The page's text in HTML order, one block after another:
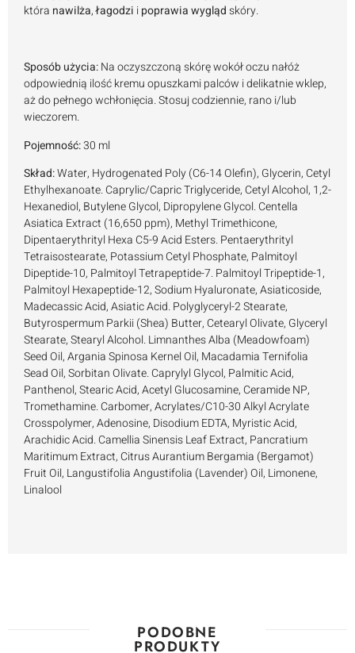
która nawilża,łagodzi ipoprawia wyglądskóry.
Sposób użycia:Na oczyszczoną skórę wokół oczu nałóż
odpowiednią ilość kremu opuszkami palców i delikatnie wklep,
aż do pełnego wchłonięcia. Stosuj codziennie, rano i/lub
wieczorem.
Pojemność:30 ml
Skład:Water, Hydrogenated Poly (C6-14 Olefin), Glycerin, Cetyl
Ethylhexanoate. Caprylic/​Capric Triglyceride, Cetyl Alcohol, 1,2-
Hexanediol, Butylene Glycol, Dipropylene Glycol. Centella
Asiatica Extract (16,650 ppm), Methyl Trimethicone,
Dipentaerythrityl Hexa C5-9 Acid Esters. Pentaerythrityl
Tetraisostearate, Potassium Cetyl Phosphate, Palmitoyl
Dipeptide-10, Palmitoyl Tetrapeptide-7. Palmitoyl Tripeptide-1,
Palmitoyl Hexapeptide-12, Sodium Hyaluronate, Asiaticoside,
Madecassic Acid, Asiatic Acid. Polyglyceryl-2 Stearate,
Butyrospermum Parkii (Shea) Butter, Cetearyl Olivate, Glyceryl
Stearate, Stearyl Alcohol. Limnanthes Alba (Meadowfoam)
Seed Oil, Argania Spinosa Kernel Oil, Macadamia Ternifolia
Sead Oil, Sorbitan Olivate. Caprylyl Glycol, Palmitic Acid,
Panthenol, Stearic Acid, Acetyl Glucosamine, Ceramide NP,
Tromethamine. Carbomer, Acrylates/C10-30 Alkyl Acrylate
Crosspolymer, Adenosine, Disodium EDTA, Myristic Acid,
Arachidic Acid. Camellia Sinensis Leaf Extract, Pancratium
Maritimum Extract, Citrus Aurantium Bergamia (Bergamot)
Fruit Oil, Langustifolia Angustifolia (Lavender) Oil, Limonene,
Linalool
PODOBNE
PRODUKTY